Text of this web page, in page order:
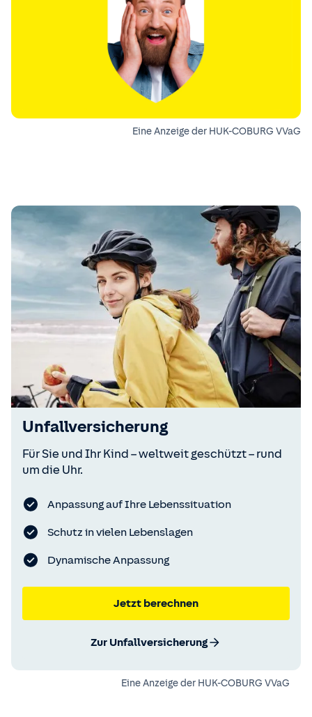
Eine Anzeige der HUK-COBURG VVaG
Unfallversicherung
Für Sie und Ihr Kind – weltweit geschützt – rund
um die Uhr.
Anpassung auf Ihre Lebenssituation
Schutz in vielen Lebenslagen
Dynamische Anpassung
Jetzt berechnen
Zur Unfallversicherung
Eine Anzeige der HUK-COBURG VVaG